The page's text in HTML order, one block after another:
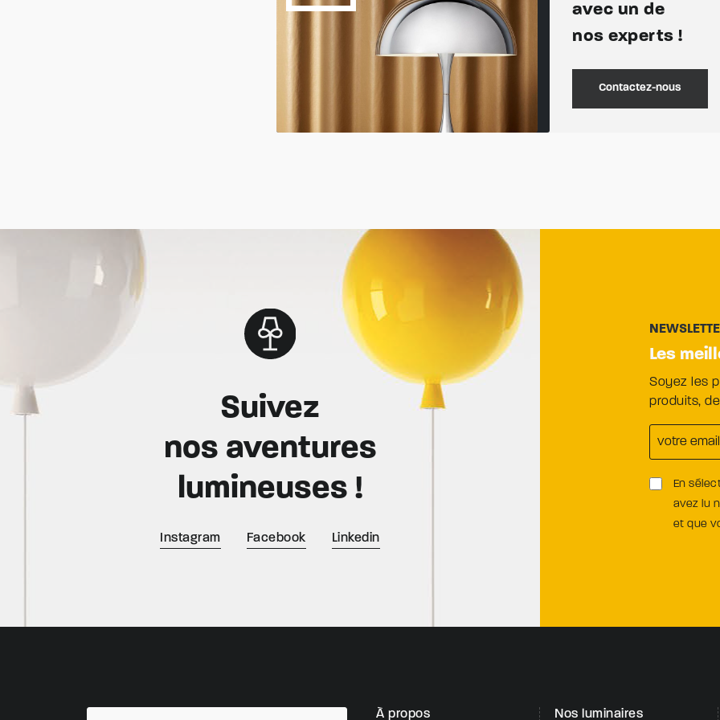
avec un de
nos experts !
Contactez-nous
Suivez
nos aventures
lumineuses !
Instagram Facebook Linkedin
Les
Soyez les
produits,
En
avez lu
et que
À propos Nos luminaires